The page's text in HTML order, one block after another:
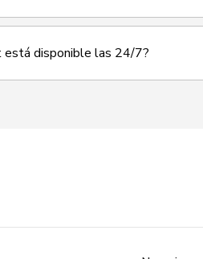
está disponible las 24/7?